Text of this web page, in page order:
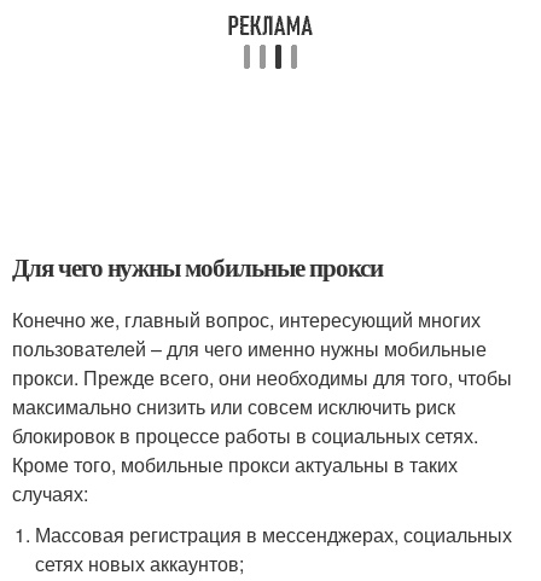
Для чего нужны мобильные прокси
Конечно же, главный вопрос, интересующий многих
пользователей – для чего именно нужны мобильные
прокси. Прежде всего, они необходимы для того, чтобы
максимально снизить или совсем исключить риск
блокировок в процессе работы в социальных сетях.
Кроме того, мобильные прокси актуальны в таких
случаях:
Массовая регистрация в мессенджерах, социальных
сетях новых аккаунтов;